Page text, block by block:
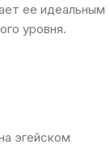
ее идеальным
уровня.
эгейском